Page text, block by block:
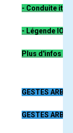
- Conduite
- Légende IOF
Plus d'infos
GESTES
GESTES